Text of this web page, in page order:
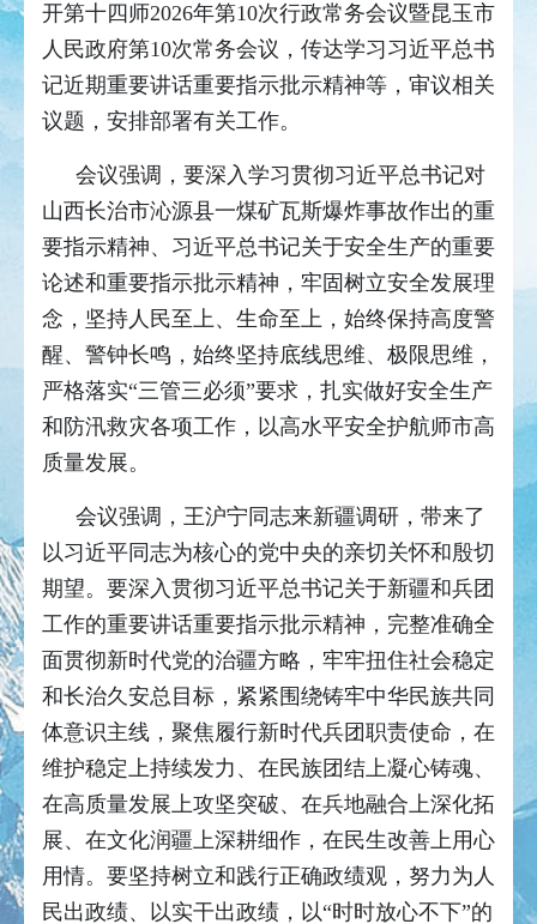
开第十四师2026年第10次行政常务会议暨昆玉市
人民政府第10次常务会议，传达学习习近平总书
记近期重要讲话重要指示批示精神等，审议相关
议题，安排部署有关工作。
会议强调，要深入学习贯彻习近平总书记对
山西长治市沁源县一煤矿瓦斯爆炸事故作出的重
要指示精神、习近平总书记关于安全生产的重要
论述和重要指示批示精神，牢固树立安全发展理
念，坚持人民至上、生命至上，始终保持高度警
醒、警钟长鸣，始终坚持底线思维、极限思维，
严格落实“三管三必须”要求，扎实做好安全生产
和防汛救灾各项工作，以高水平安全护航师市高
质量发展。
会议强调，王沪宁同志来新疆调研，带来了
以习近平同志为核心的党中央的亲切关怀和殷切
期望。要深入贯彻习近平总书记关于新疆和兵团
工作的重要讲话重要指示批示精神，完整准确全
面贯彻新时代党的治疆方略，牢牢扭住社会稳定
和长治久安总目标，紧紧围绕铸牢中华民族共同
体意识主线，聚焦履行新时代兵团职责使命，在
维护稳定上持续发力、在民族团结上凝心铸魂、
在高质量发展上攻坚突破、在兵地融合上深化拓
展、在文化润疆上深耕细作，在民生改善上用心
用情。要坚持树立和践行正确政绩观，努力为人
民出政绩、以实干出政绩，以“时时放心不下”的